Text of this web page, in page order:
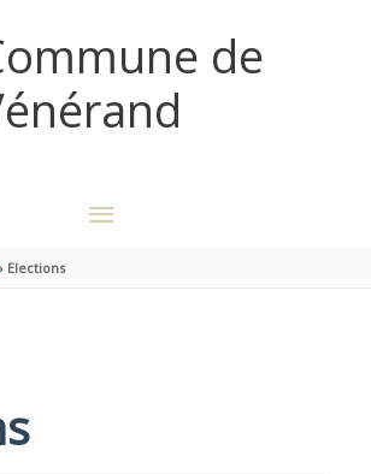
de
MENU
Elections